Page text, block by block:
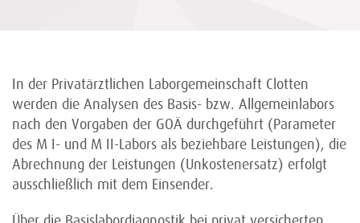
In der Privatärztlichen Laborgemeinschaft Clotten
werden die Analysen des Basis- bzw. Allgemeinlabors
nach den Vorgaben der GOÄ durchgeführt (Parameter
des M I- und M II-Labors als beziehbare Leistungen), die
Abrechnung der Leistungen (Unkostenersatz) erfolgt
ausschließlich mit dem Einsender.